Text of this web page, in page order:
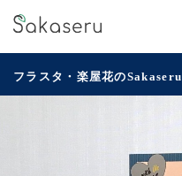
フラスタ・楽屋花のSakaseru